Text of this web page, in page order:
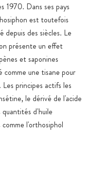
1970. Dans ses pays
est toutefois
depuis des siècles. Le
présente un effet
et saponines
une tisane pour
principes actifs les
le dérivé de l'acide
d'huile
l'orthosiphol